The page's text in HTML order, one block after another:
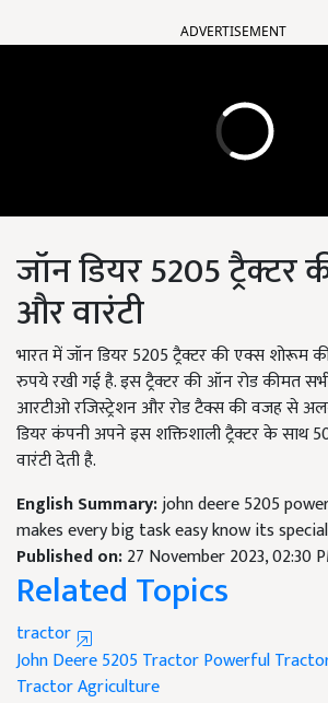
ADVERTISEMENT
जॉन डियर 5205 ट्रैक्टर
और वारंटी
भारत में जॉन डियर 5205 ट्रैक्टर की एक्स शोरूम
रुपये रखी गई है. इस ट्रैक्टर की ऑन रोड कीमत
आरटीओ रजिस्ट्रेशन और रोड टैक्स की वजह से
डियर कंपनी अपने इस शक्तिशाली ट्रैक्टर के साथ
वारंटी देती है.
English Summary:john deere 5205
makes every big task easy know its
Published on:27 November 2023, 02:30
Related Topics
tractor
John Deere 5205 TractorPowerful
TractorAgriculture